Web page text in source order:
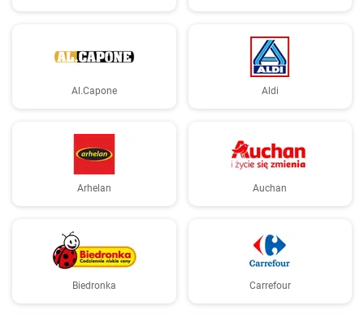
Al.Capone Aldi
Arhelan Auchan
Biedronka Carrefour